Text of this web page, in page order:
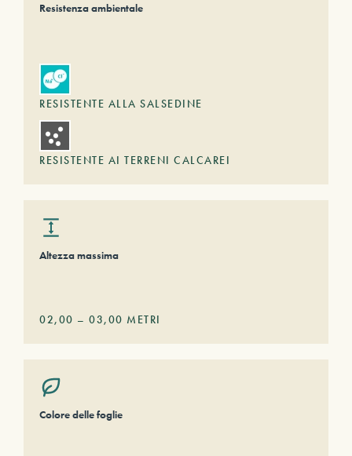
Resistenza ambientale
RESISTENTE ALLA SALSEDINE
RESISTENTE AI TERRENI CALCAREI
Altezza massima
02,00 – 03,00 METRI
Colore delle foglie